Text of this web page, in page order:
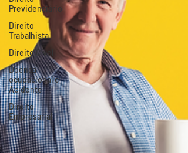
Previdenciário
Direito
Trabalhista
Direito Cível
Doença
ocupacional e
Acidente
Direito
Empresarial